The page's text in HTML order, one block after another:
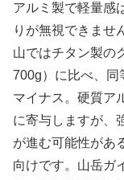
アルミ製で軽量感
りが無視できませ
山ではチタン製の
700g）に比べ、同
マイナス。硬質ア
に寄与しますが、
が進む可能性があ
向けです。山岳ガ